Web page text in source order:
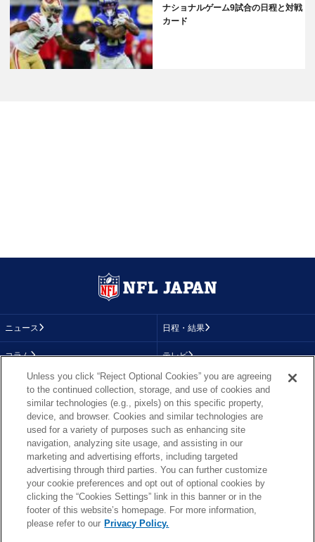
ナショナルゲーム9試合の日程と対戦
カード
ニュース 日程・結果
コラム テレビ
画像
順位表
About NFL
More NFL 特集
TOP お問い合わせ FAQ
Unless you click “Reject Optional Cookies” you are agreeing
to the continued collection, storage, and use of cookies and
similar technologies (e.g., pixels) on this specific property,
device, and browser. Cookies and similar technologies are
used for a variety of purposes such as enhancing site
navigation, analyzing site usage, and assisting in our
marketing and advertising efforts, including targeted
advertising through third parties. You can further customize
your cookie preferences and opt out of optional cookies by
clicking the “Cookies Settings” link in this banner or in the
footer of this website’s homepage. For more information,
please refer to our Privacy Policy.